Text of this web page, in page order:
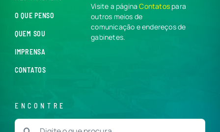
O QUE PENSO
QUEM SOU
IMPRENSA
CONTATOS
Visite a páginaContatos para
outros meios de
comunicação e endereços de
gabinetes.
ENCONTRE
Buscar